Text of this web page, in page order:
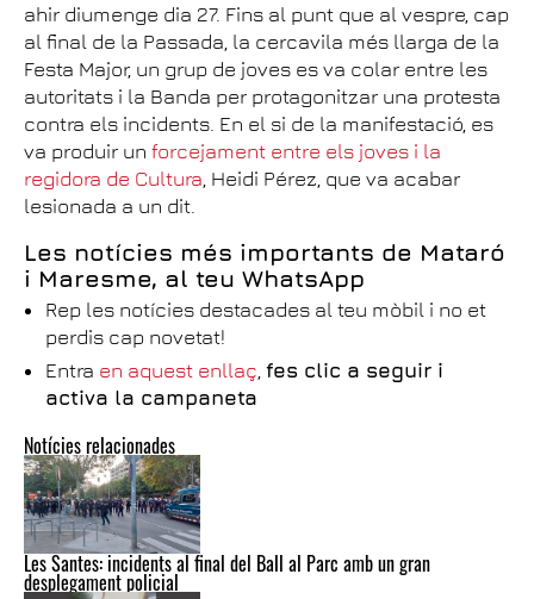
Notícies relacionades
Les Santes: incidents al final del Ball al Parc amb un gran
desplegament policial
ahir diumenge dia 27. Fins al punt que al vespre, cap
al final de la Passada, la cercavila més llarga de la
Festa Major, un grup de joves es va colar entre les
autoritats i la Banda per protagonitzar una protesta
contra els incidents. En el si de la manifestació, es
va produir un forcejament entre els joves i la
regidora de Cultura, Heidi Pérez, que va acabar
lesionada a un dit.
Les notícies més importants de Mataró
i Maresme, al teu WhatsApp
Rep les notícies destacades al teu mòbil i no et
perdis cap novetat!
Entra en aquest enllaç, fes clic a seguir i
activa la campaneta